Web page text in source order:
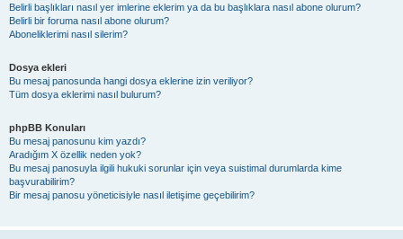
Belirli başlıkları nasıl yer imlerine eklerim ya da bu başlıklara nasıl abone olurum?
Belirli bir foruma nasıl abone olurum?
Aboneliklerimi nasıl silerim?
Dosya ekleri
Bu mesaj panosunda hangi dosya eklerine izin veriliyor?
Tüm dosya eklerimi nasıl bulurum?
phpBB Konuları
Bu mesaj panosunu kim yazdı?
Aradığım X özellik neden yok?
Bu mesaj panosuyla ilgili hukuki sorunlar için veya suistimal durumlarda kime
başvurabilirim?
Bir mesaj panosu yöneticisiyle nasıl iletişime geçebilirim?